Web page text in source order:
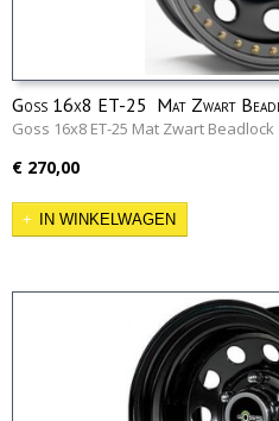
Goss 16x8 ET-25 Mat Zwart
Goss 16x8 ET-25 Mat Zwart
€ 270,00
IN WINKELWAGEN